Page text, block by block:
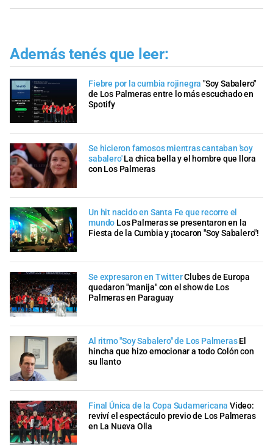
Además tenés que leer:
Fiebre por la cumbia rojinegra "Soy Sabalero"
de Los Palmeras entre lo más escuchado en
Spotify
Se hicieron famosos mientras cantaban 'soy
sabalero' La chica bella y el hombre que llora
con Los Palmeras
Un hit nacido en Santa Fe que recorre el
mundo Los Palmeras se presentaron en la
Fiesta de la Cumbia y ¡tocaron "Soy Sabalero"!
Se expresaron en TwitterClubes de Europa
quedaron "manija" con el show de Los
Palmeras en Paraguay
Al ritmo "Soy Sabalero" de Los Palmeras El
hincha que hizo emocionar a todo Colón con
su llanto
Final Única de la Copa Sudamericana Video:
reviví el espectáculo previo de Los Palmeras
en La Nueva Olla